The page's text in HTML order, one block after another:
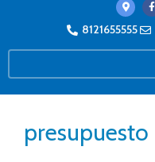
8121655555
presupuesto